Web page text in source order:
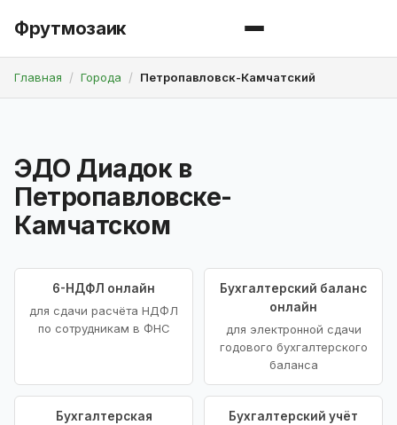
Фрутмозаик
Главная Города Петропавловск-Камчатский
ЭДО Диадок в
Петропавловске-
Камчатском
6-НДФЛ онлайн
для сдачи расчёта НДФЛ
по сотрудникам в ФНС
Бухгалтерский баланс
онлайн
для электронной сдачи
годового бухгалтерского
баланса
Бухгалтерская
Бухгалтерский учёт